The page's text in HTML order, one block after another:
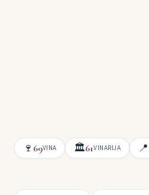
🍷 69VINA 🏛61VINARIJA 📍